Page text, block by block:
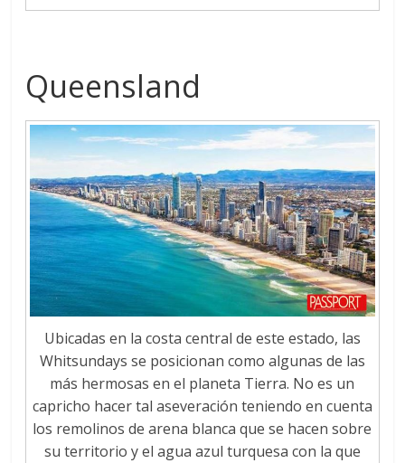
Queensland
Ubicadas en la costa central de este estado, las
Whitsundays se posicionan como algunas de las
más hermosas en el planeta Tierra. No es un
capricho hacer tal aseveración teniendo en cuenta
los remolinos de arena blanca que se hacen sobre
su territorio y el agua azul turquesa con la que